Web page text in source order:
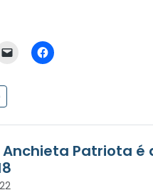
Patriota é